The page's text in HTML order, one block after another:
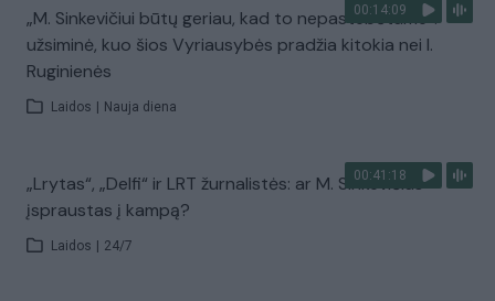
00:14:09
„M. Sinkevičiui būtų geriau, kad to nepastebėtume“:
užsiminė, kuo šios Vyriausybės pradžia kitokia nei I.
Ruginienės
Laidos | Nauja diena
00:41:18
„Lrytas“, „Delfi“ ir LRT žurnalistės: ar M. Sinkevičius
įspraustas į kampą?
Laidos | 24/7